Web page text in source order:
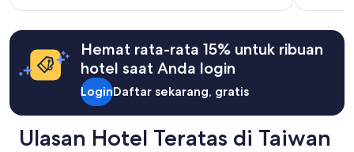
lihat
lebih
lanjut
mengenai
Harga
Standar.
&
biaya
lainnya
Hemat rata-rata 15% untuk ribuan
hotel saat Anda login
LoginDaftar sekarang, gratis
Ulasan Hotel Teratas di Taiwan